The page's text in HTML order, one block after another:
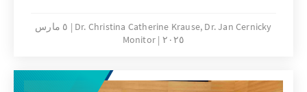
verfügt Deutschland in vielen Sektoren, die
für die Produktion von Rüstungsgütern
Know-how und über beispiellose
Dr. Christina Catherine Krause, Dr. Jan Cernicky
٥ مارس
٢٠٢٥ Monitor